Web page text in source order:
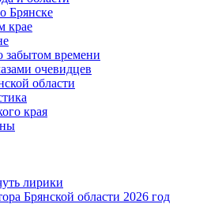
Брянске
крае
забытом времени
очевидцев
области
края
лирики
Брянской области 2026 год